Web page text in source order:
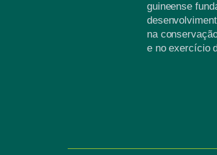
guineense
na
e no exercício